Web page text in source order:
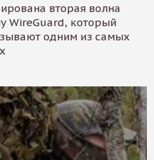
вторая волна
WireGuard, который
одним из самых